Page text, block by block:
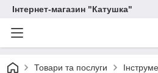
Інтернет-магазин "Катушка"
Товари та послуги